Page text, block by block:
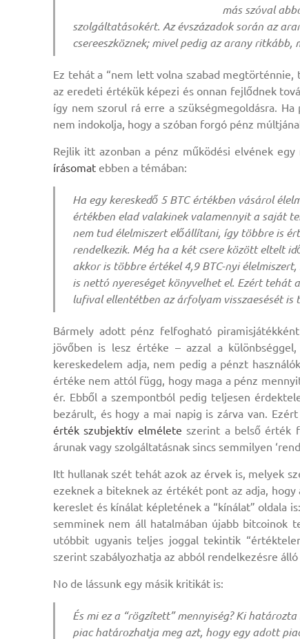
más szóval
szolgáltatásokért. Az évszázadok során az
csereeszköznek; mivel pedig az arany
Ez tehát a “nem lett volna szabad
az eredeti értékük képezi és onnan fejlődnek
így nem szorul rá erre a szükségmegoldásra.
nem indokolja, hogy a szóban forgó pénz
Rejlik itt azonban a pénz működési elvének
írásomat ebben a témában:
Ha egy kereskedő 5 BTC értékben vásárol
értékben elad valakinek valamennyit a saját
nem tud élelmiszert előállítani, így többre is
rendelkezik. Még ha a két csere között eltelt
akkor is többre értékel 4,9 BTC-nyi
is nettó nyereséget könyvelhet el. Ezért tehát
lufival ellentétben az árfolyam visszaesését is
Bármely adott pénz felfogható
jövőben is lesz értéke – azzal a
kereskedelem adja, nem pedig a pénzt
értéke nem attól függ, hogy maga a pénz
ér. Ebből a szempontból pedig teljesen
bezárult, és hogy a mai napig is zárva van.
érték szubjektív elmélete szerint a belső érték
árunak vagy szolgáltatásnak sincs semmilyen
Itt hullanak szét tehát azok az érvek is, melyek
ezeknek a biteknek az értékét pont az adja,
kereslet és kínálat képletének a “kínálat” oldala
semminek nem áll hatalmában újabb bitcoinok
utóbbit ugyanis teljes joggal tekintik
szerint szabályozhatja az abból rendelkezésre
No de lássunk egy másik kritikát is:
És mi ez a “rögzített” mennyiség? Ki
piac határozhatja meg azt, hogy egy adott